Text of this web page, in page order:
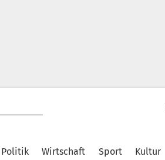
Politik Wirtschaft Sport Kultur